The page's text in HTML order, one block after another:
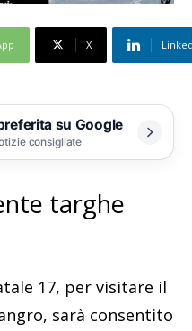
X
su Google
consigliate
targhe
17, per visitare il
sarà consentito